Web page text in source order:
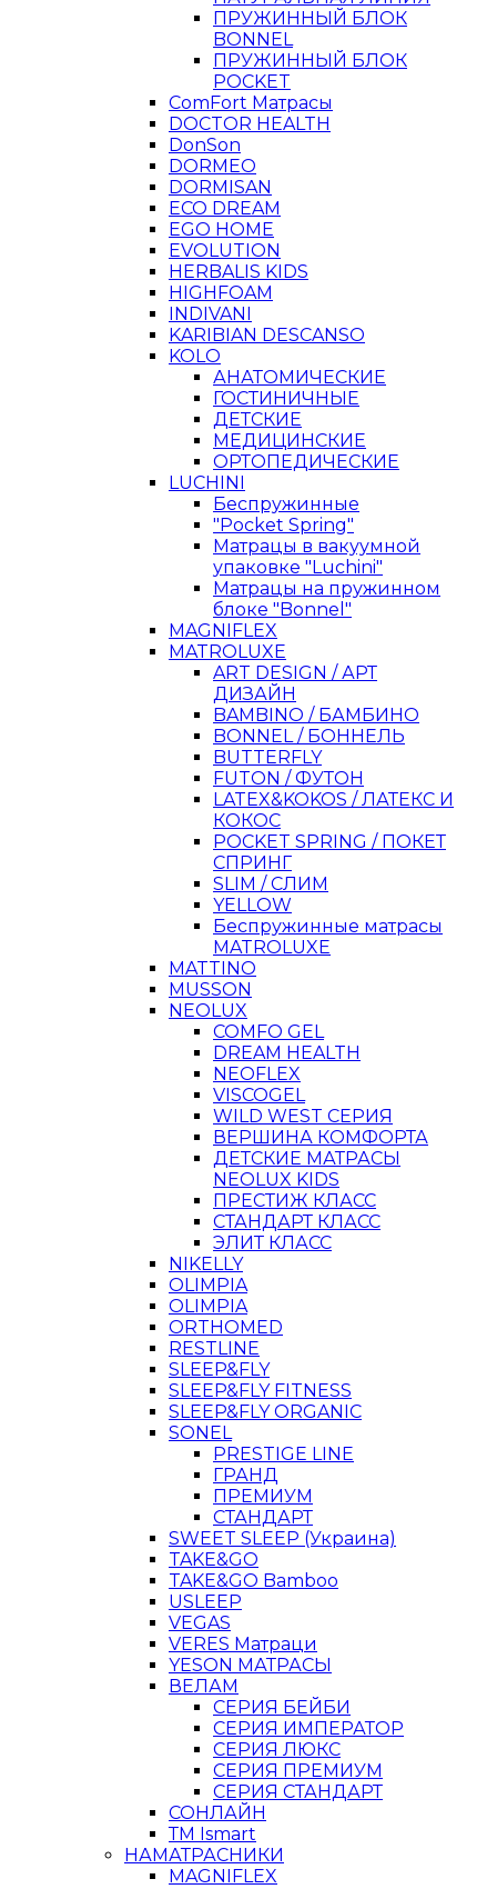
ПРУЖИННЫЙ БЛОК
BONNEL
ПРУЖИННЫЙ БЛОК
POCKET
ComFort Матрасы
DOCTOR HEALTH
DonSon
DORMEO
DORMISAN
ECO DREAM
EGO HOME
EVOLUTION
HERBALIS KIDS
HIGHFOAM
INDIVANI
KARIBIAN DESCANSO
KOLO
АНАТОМИЧЕСКИЕ
ГОСТИНИЧНЫЕ
ДЕТСКИЕ
МЕДИЦИНСКИЕ
ОРТОПЕДИЧЕСКИЕ
LUCHINI
Беспружинные
"Pocket Spring"
Матрацы в вакуумной
упаковке "Luchini"
Матрацы на пружинном
блоке "Bonnel"
MAGNIFLEX
MATROLUXE
ART DESIGN / АРТ
ДИЗАЙН
BAMBINO / БАМБИНО
BONNEL / БОННЕЛЬ
BUTTERFLY
FUTON / ФУТОН
LATEX&KOKOS / ЛАТЕКС И
КОКОС
POCKET SPRING / ПОКЕТ
СПРИНГ
SLIM / СЛИМ
YELLOW
Беспружинные матрасы
MATROLUXE
MATTINO
MUSSON
NEOLUX
COMFO GEL
DREAM HEALTH
NEOFLEX
VISCOGEL
WILD WEST СЕРИЯ
ВЕРШИНА КОМФОРТА
ДЕТСКИЕ МАТРАСЫ
NEOLUX KIDS
ПРЕСТИЖ КЛАСС
СТАНДАРТ КЛАСС
ЭЛИТ КЛАСС
NIKELLY
OLIMPIA
OLIMPIA
ORTHOMED
RESTLINE
SLEEP&FLY
SLEEP&FLY FITNESS
SLEEP&FLY ORGANIC
SONEL
PRESTIGE LINE
ГРАНД
ПРЕМИУМ
СТАНДАРТ
SWEET SLEEP (Украина)
TAKE&GO
TAKE&GO Bamboo
USLEEP
VEGAS
VERES Матраци
YESON МАТРАСЫ
ВЕЛАМ
СЕРИЯ БЕЙБИ
СЕРИЯ ИМПЕРАТОР
СЕРИЯ ЛЮКС
СЕРИЯ ПРЕМИУМ
СЕРИЯ СТАНДАРТ
СОНЛАЙН
ТМ Ismart
НАМАТРАСНИКИ
MAGNIFLEX